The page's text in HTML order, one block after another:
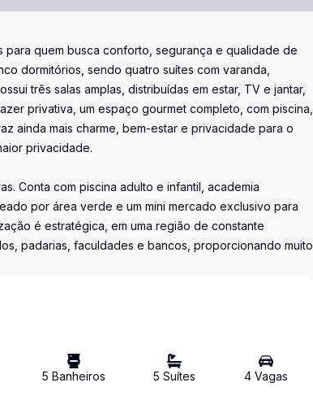
para quem busca conforto, segurança e qualidade de
dormitórios, sendo quatro suítes com varanda,
três salas amplas, distribuídas em estar, TV e jantar,
privativa, um espaço gourmet completo, com piscina,
ainda mais charme, bem-estar e privacidade para o
privacidade.
Conta com piscina adulto e infantil, academia
por área verde e um mini mercado exclusivo para
é estratégica, em uma região de constante
padarias, faculdades e bancos, proporcionando muito
5 Banheiros 5 Suítes 4Vagas